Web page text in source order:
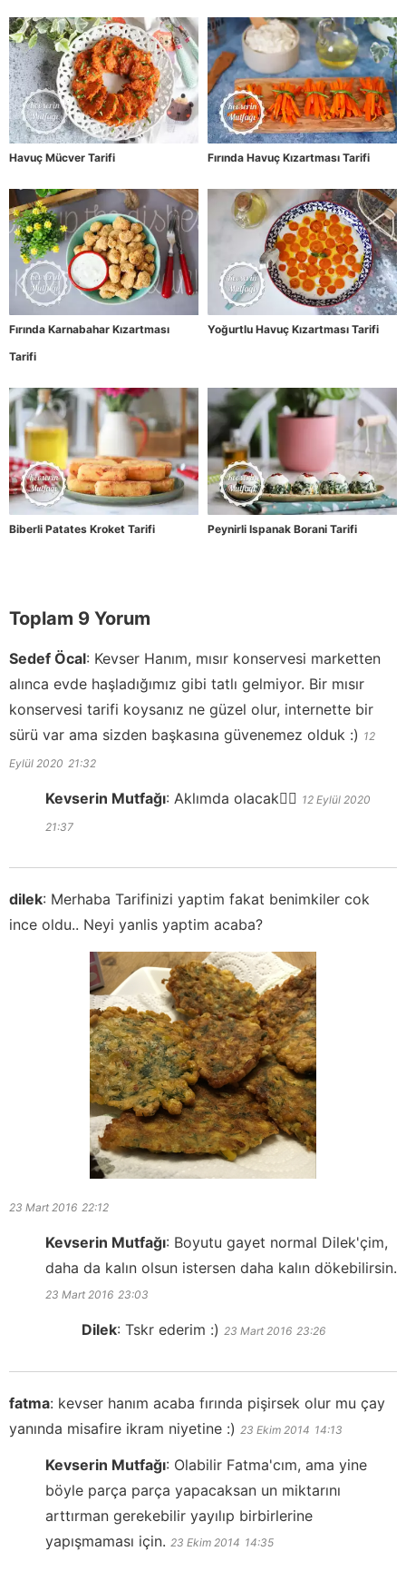
Havuç Mücver Tarifi Fırında Havuç Kızartması Tarifi
Fırında Karnabahar Kızartması
Tarifi
Yoğurtlu Havuç Kızartması Tarifi
Biberli Patates Kroket Tarifi Peynirli Ispanak Borani Tarifi
Toplam 9 Yorum
Sedef Öcal: Kevser Hanım, mısır konservesi marketten
alınca evde haşladığımız gibi tatlı gelmiyor. Bir mısır
konservesi tarifi koysanız ne güzel olur, internette bir
sürü var ama sizden başkasına güvenemez olduk :) 12
Eylül 2020 21:32
Kevserin Mutfağı: Aklımda olacak👍🏻 12 Eylül 2020
21:37
dilek: Merhaba Tarifinizi yaptim fakat benimkiler cok
ince oldu.. Neyi yanlis yaptim acaba?
23 Mart 2016 22:12
Kevserin Mutfağı: Boyutu gayet normal Dilek'çim,
daha da kalın olsun istersen daha kalın dökebilirsin.
23 Mart 2016 23:03
Dilek: Tskr ederim :) 23 Mart 2016 23:26
fatma: kevser hanım acaba fırında pişirsek olur mu çay
yanında misafire ikram niyetine :) 23 Ekim 2014 14:13
Kevserin Mutfağı: Olabilir Fatma'cım, ama yine
böyle parça parça yapacaksan un miktarını
arttırman gerekebilir yayılıp birbirlerine
yapışmaması için. 23 Ekim 2014 14:35